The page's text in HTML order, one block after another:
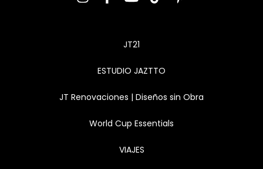
JT21
ESTUDIO JAZTTO
JT Renovaciones | Diseños sin Obra
World Cup Essentials
VIAJES